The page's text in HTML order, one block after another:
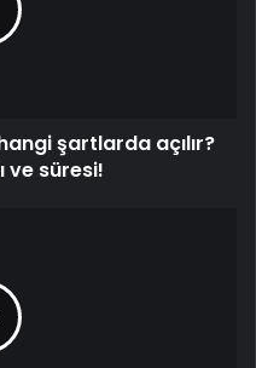
şartlarda açılır?
ve süresi!